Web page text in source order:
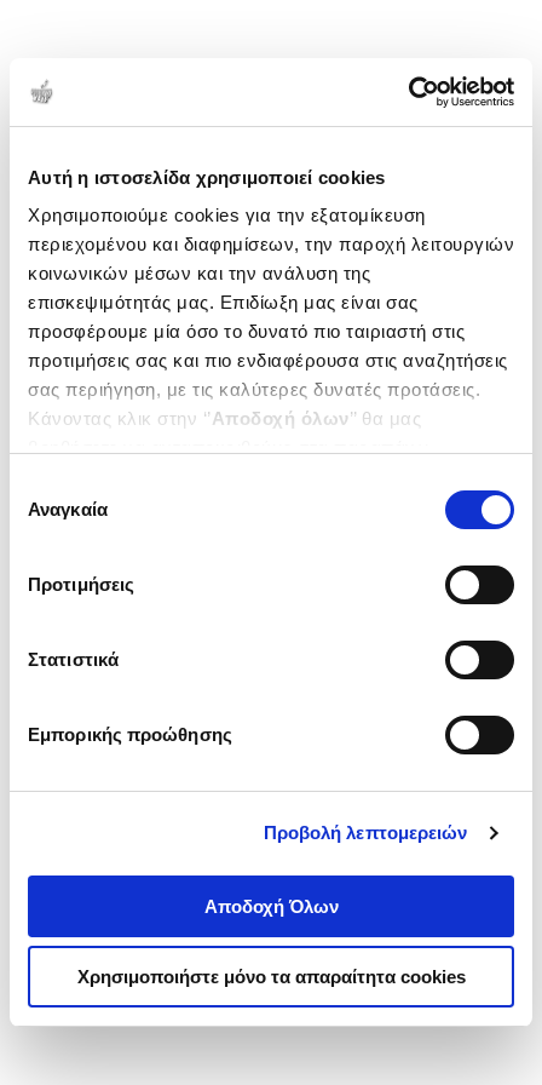
Αυτή η ιστοσελίδα χρησιμοποιεί cookies
Χρησιμοποιούμε cookies για την εξατομίκευση
περιεχομένου και διαφημίσεων, την παροχή λειτουργιών
κοινωνικών μέσων και την ανάλυση της
επισκεψιμότητάς μας. Επιδίωξη μας είναι σας
προσφέρουμε μία όσο το δυνατό πιο ταιριαστή στις
προτιμήσεις σας και πιο ενδιαφέρουσα στις αναζητήσεις
σας περιήγηση, με τις καλύτερες δυνατές προτάσεις.
Κάνοντας κλικ στην ‘’Αποδοχή όλων’’ θα μας
ενδιαφέρουν και να επιλέξετε από τα παρακάτω με την
΄΄και να ενημερωθείτε σχετικά με
συγκατάθεσης
Αναγκαία
Προτιμήσεις
Στατιστικά
Εμπορικής προώθησης
Προβολή λεπτομερειών
Αποδοχή Όλων
Χρησιμοποιήστε μόνο τα απαραίτητα cookies